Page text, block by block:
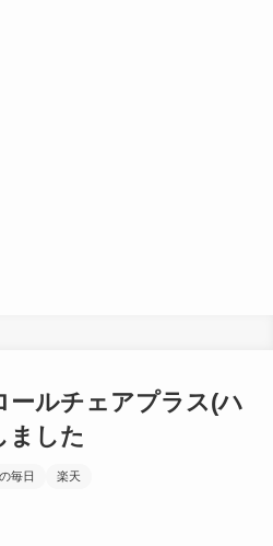
ールチェアプラス(ハ
ました
毎日 楽天